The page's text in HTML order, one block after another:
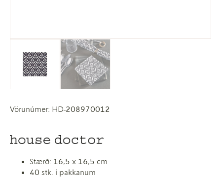
Vörunúmer: HD-208970012
Stærð: 16,5 x 16,5 cm
40 stk. í pakkanum